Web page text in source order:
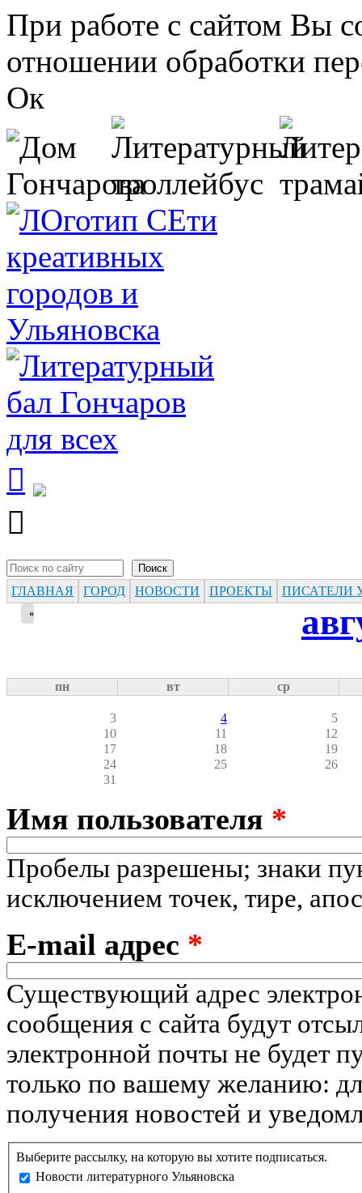
Перейти к основному содержанию
При работе с сайтом Вы
отношении обработки
Ок


Форма поиска
ГЛАВНАЯ ГОРОД НОВОСТИ ПРОЕКТЫ ПИСАТЕЛИ
«
пн вт ср
3 4
5
10
11
12
17
18
19
24
25
26
31
Имя пользователя *
Пробелы разрешены; знаки
исключением точек, тире,
E-mail адрес *
Существующий адрес
сообщения с сайта будут
электронной почты не будет
только по вашему желанию:
получения новостей и
Выберите рассылку, на которую вы хотите подписаться.
Новости литературного Ульяновска